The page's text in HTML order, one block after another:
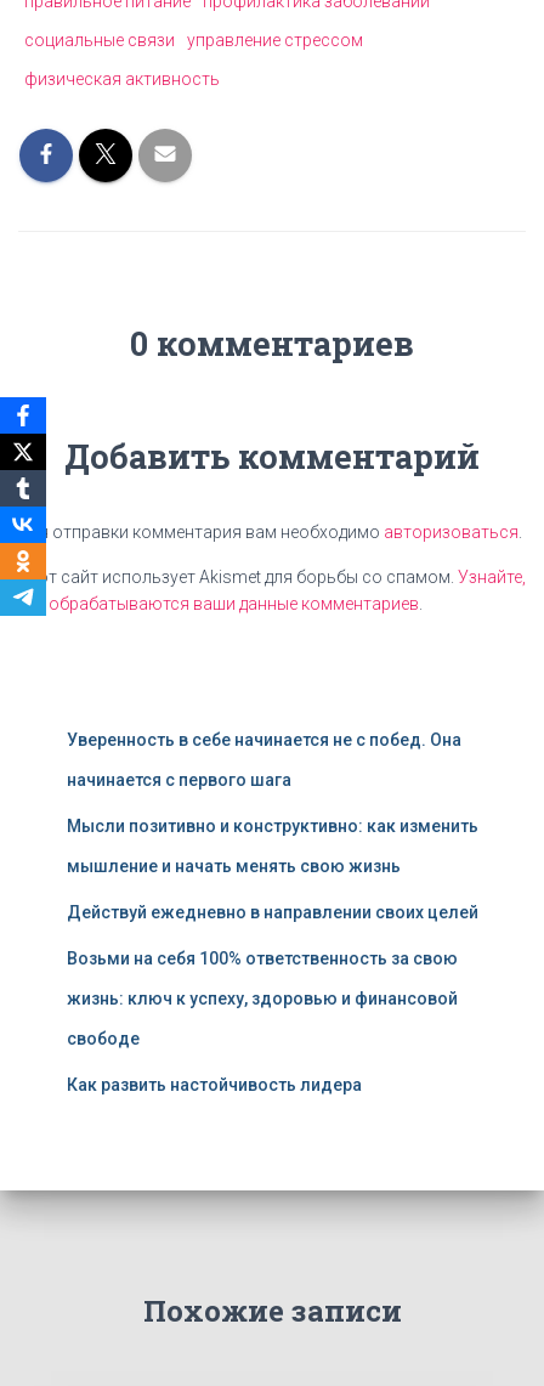
социальные связи
управление стрессом
физическая активность
0 комментариев
Добавить комментарий
Для отправки комментария вам необходимо авторизоваться
Этот сайт использует Akismet для борьбы со спамом. Узнайте,
как обрабатываются ваши данные комментариев
Уверенность в себе начинается не с побед. Она
начинается с первого шага
Мысли позитивно и конструктивно: как изменить
мышление и начать менять свою жизнь
Действуй ежедневно в направлении своих целей
Возьми на себя 100% ответственность за свою
жизнь: ключ к успеху, здоровью и финансовой
свободе
Как развить настойчивость лидера
Похожие записи